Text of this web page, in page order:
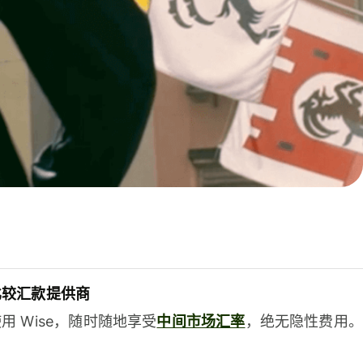
汇款提供商
Wise，随时随地享受中间市场汇率，绝无隐性费用。